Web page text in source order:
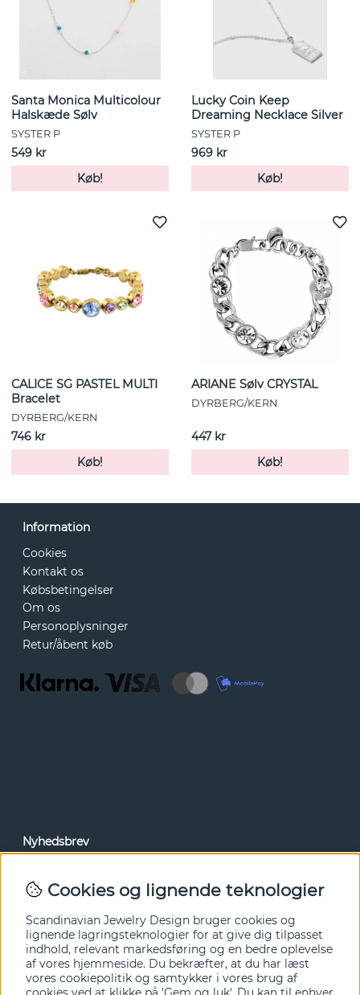
Santa Monica Multicolour
Halskæde Sølv
SYSTER P
549 kr
Køb!
Lucky Coin Keep
Dreaming Necklace Silver
SYSTER P
969 kr
Køb!
CALICE SG PASTEL MULTI
Bracelet
DYRBERG/KERN
746 kr
Køb!
ARIANE Sølv CRYSTAL
DYRBERG/KERN
447 kr
Køb!
Information
Cookies
Kontakt os
Købsbetingelser
Om os
Personoplysninger
Retur/åbent køb
Nyhedsbrev
tilbud før alle andre. Tilmeld dig herunder.
Ja tak!
Cookies og lignende teknologier
Scandinavian Jewelry Design bruger cookies og
lignende lagringsteknologier for at give dig tilpasset
indhold, relevant markedsføring og en bedre oplevelse
af vores hjemmeside. Du bekræfter, at du har læst
vores cookiepolitik og samtykker i vores brug af